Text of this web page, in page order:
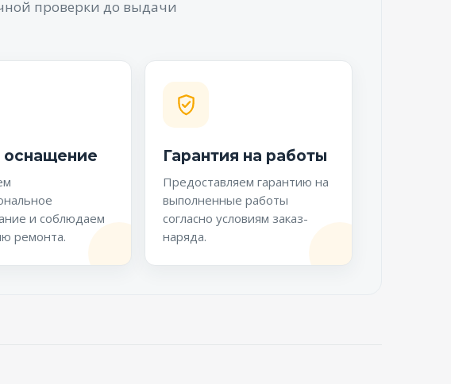
проверки до выдачи
оснащение
и соблюдаем
ремонта.
Гарантия на работы
Предоставляем гарантию на
выполненные работы
согласно условиям заказ-
наряда.